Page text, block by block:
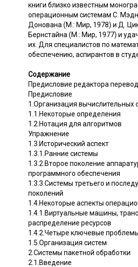
книги близко известным
операционным системам С.
Донована (М.: Мир, 1978) и Д.
Бернстайна (М.: Мир, 1977) и
их. Для специалистов по
обеспечению, аспирантов в
Содержание
Предисловие редактора
Предисловие
1.Организация вычислительных
1.1.Некоторые определения
1.2.Нотация для алгоритмов
Упражнение
1.3.Исторический аспект
1.3.1.Ранние системы
1.3.2.Второе поколение
программного обеспечения
1.3.3.Системы третьего и
поколений
1.4.Некоторые аспекты
1.4.1.Виртуальные машины,
распределение ресурсов
1.4.2.Четыре ключевые
1.5.Организация систем
2.Системы пакетной обработки
2.1.Введение